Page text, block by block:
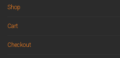
Shop
Cart
Checkout